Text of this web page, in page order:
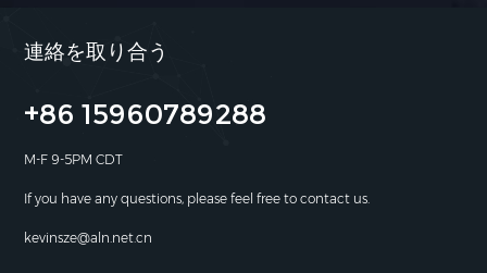
連絡を取り合う
+86 15960789288
M-F 9-5PM CDT
If you have any questions, please feel free to contact us.
kevinsze@aln.net.cn